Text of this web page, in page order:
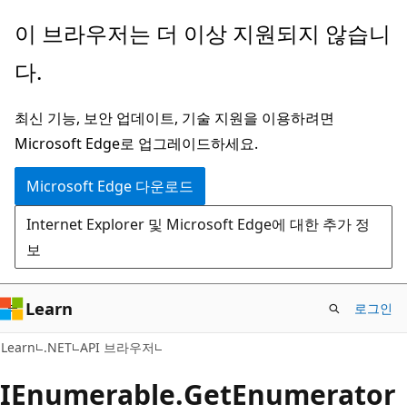
주
콘
츠
로
건
너
뛰
기
페
지
탐
색
으
로
건
너
뛰
기
이 브라우저는 더 이상 지원되지 않습니
다.
최신 기능, 보안 업데이트, 기술 지원을 이용하려면
Microsoft Edge로 업그레이드하세요.
Microsoft Edge 다운로드
Internet Explorer 및 Microsoft Edge에 대한 추가 정
보
Learn 로그인
Learn .NET API 브라우저
IEnumerable.GetEnumerator